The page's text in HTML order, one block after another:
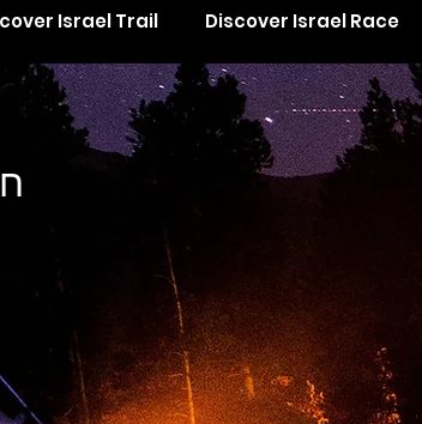
Israel Trail Discover Israel Race